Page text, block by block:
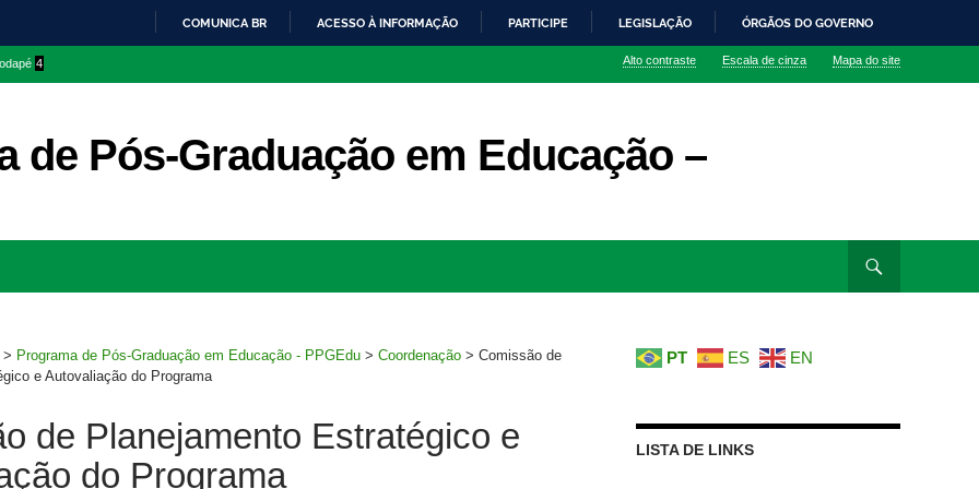
O
COMUNICA BR ACESSO À INFORMAÇÃO PARTICIPE LEGISLAÇÃO ÓRGÃOS DO GOVERNO
4 Alto contraste Escala de cinza Mapa do site
de Pós-Graduação em Educação –
> Programa de Pós-Graduação em Educação - PPGEdu > Coordenação > Comissão de
e Autovaliação do Programa
de Planejamento Estratégico e
do Programa
PT ES EN
LISTA DE LINKS